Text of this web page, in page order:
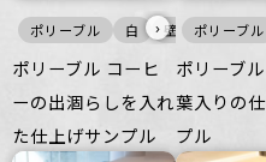
ポリーブル 白 壁 床
›
ポリーブル コーヒ
ーの出涸らしを入れ
た仕上げサンプル
ポリーブル
ポリーブ
葉入りの
プル